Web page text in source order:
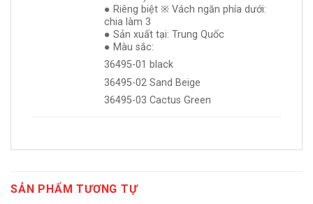
● Riêng biệt ※ Vách ngăn phía dưới:
chia làm 3
● Sản xuất tại: Trung Quốc
● Màu sắc:
36495-01 black
36495-02 Sand Beige
36495-03 Cactus Green
SẢN PHẨM TƯƠNG TỰ